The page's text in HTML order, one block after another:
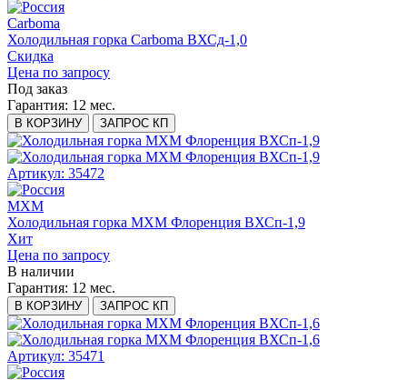
Carboma
Холодильная горка Carboma ВХСд-1,0
Скидка
Цена по запросу
Под заказ
Гарантия: 12 мес.
В КОРЗИНУ ЗАПРОС КП
Артикул: 35472
МХМ
Холодильная горка МХМ Флоренция ВХСп-1,9
Хит
Цена по запросу
В наличии
Гарантия: 12 мес.
В КОРЗИНУ ЗАПРОС КП
Артикул: 35471